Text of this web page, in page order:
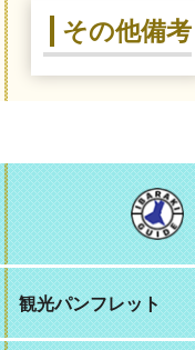
その他備考
観光パンフレット